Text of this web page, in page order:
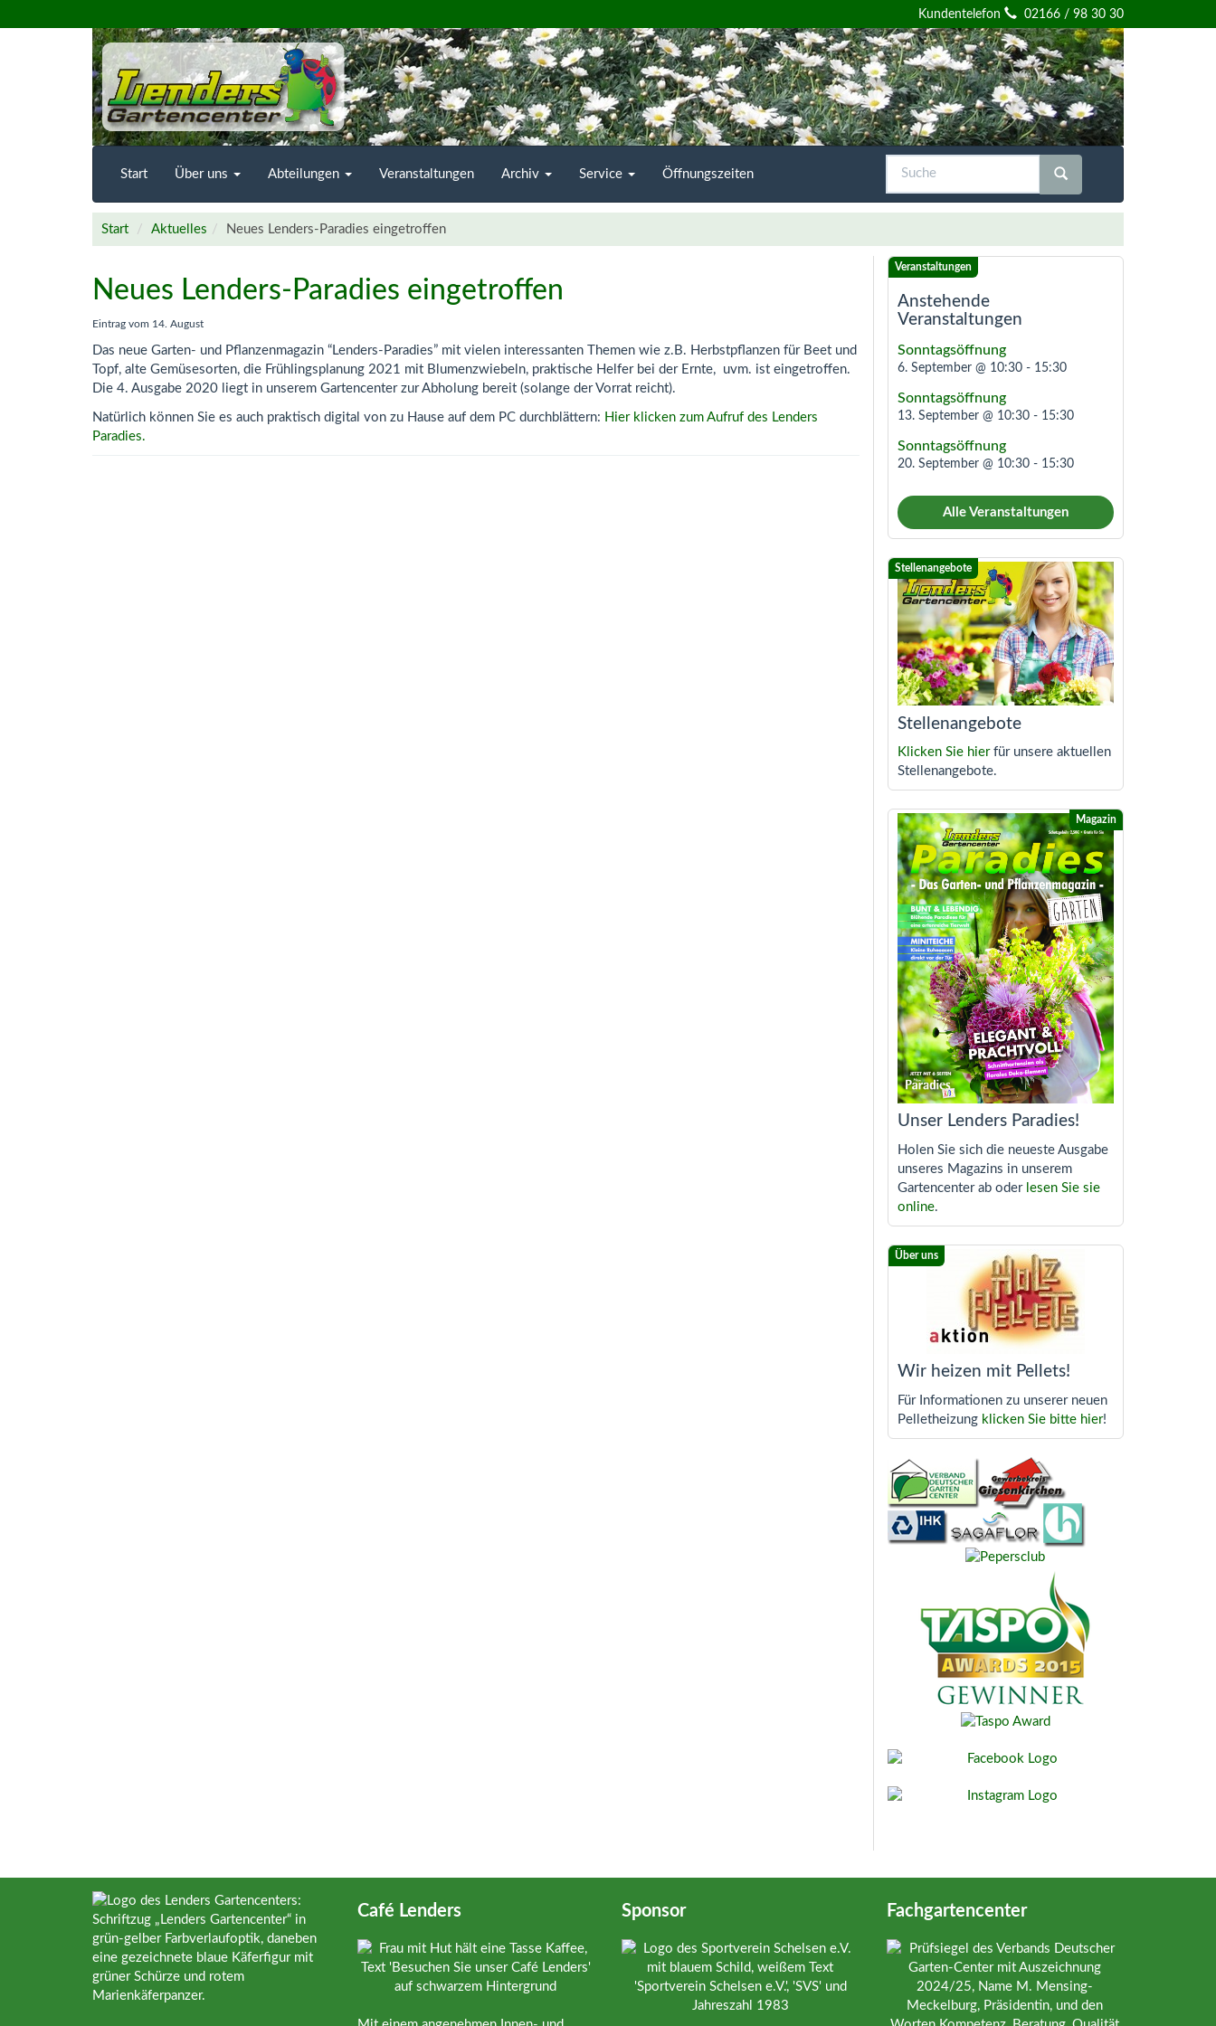
Homepage
Lenders
Gartencenter
Kundentelefon 02166 / 98 30 30
Start Über uns Abteilungen Veranstaltungen Archiv Service Öffnungszeiten
Start Aktuelles Neues Lenders-Paradies eingetroffen
Neues Lenders-Paradies eingetroffen
Eintrag vom 14. August
Das neue Garten- und Pflanzenmagazin “Lenders-Paradies” mit vielen interessanten Themen wie z.B. Herbstpflanzen für Beet und
Topf, alte Gemüsesorten, die Frühlingsplanung 2021 mit Blumenzwiebeln, praktische Helfer bei der Ernte, uvm. ist eingetroffen.
Die 4. Ausgabe 2020 liegt in unserem Gartencenter zur Abholung bereit (solange der Vorrat reicht).
Natürlich können Sie es auch praktisch digital von zu Hause auf dem PC durchblättern: Hier klicken zum Aufruf des Lenders
Paradies.
Anstehende
Veranstaltungen
Sonntagsöffnung
6. September @ 10:30- 15:30
Sonntagsöffnung
13. September @ 10:30- 15:30
Sonntagsöffnung
20. September @ 10:30- 15:30
Alle Veranstaltungen
Stellenangebote
Klicken Sie hierfür unsere aktuellen
Stellenangebote.
Unser Lenders Paradies!
Holen Sie sich die neueste Ausgabe
unseres Magazins in unserem
Gartencenter ab oder lesen Sie sie
online.
Wir heizen mit Pellets!
Für Informationen zu unserer neuen
Pelletheizung klicken Sie bitte hier!
Café Lenders Sponsor Fachgartencenter